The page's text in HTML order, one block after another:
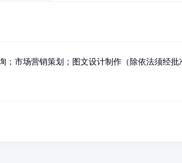
；市场营销策划；图文设计制作（除依法须经批